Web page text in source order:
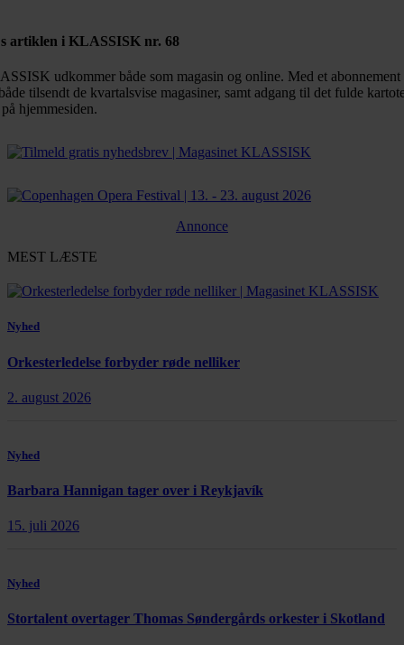
artiklen i KLASSISK nr. 68
udkommer både som magasin og online. Med et abonnement
tilsendt de kvartalsvise magasiner, samt adgang til det fulde
hjemmesiden.
Annonce
MEST LÆSTE
Nyhed
Orkesterledelse forbyder røde nelliker
2. august 2026
Nyhed
Barbara Hannigan tager over i Reykjavík
15. juli 2026
Nyhed
Stortalent overtager Thomas Søndergårds orkester i Skotland